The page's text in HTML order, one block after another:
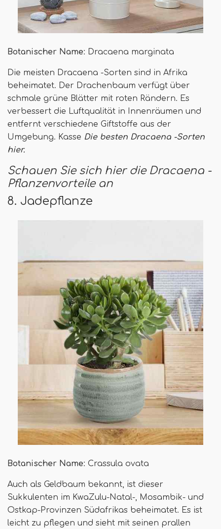
Botanischer Name: Dracaena marginata
Die meisten Dracaena -Sorten sind in Afrika
beheimatet. Der Drachenbaum verfügt über
schmale grüne Blätter mit roten Rändern. Es
verbessert die Luftqualität in Innenräumen und
entfernt verschiedene Giftstoffe aus der
Umgebung. Kasse Die besten Dracaena -Sorten
hier.
Schauen Sie sich hier die Dracaena -
Pflanzenvorteile an
8. Jadepflanze
Botanischer Name: Crassula ovata
Auch als Geldbaum bekannt, ist dieser
Sukkulenten im KwaZulu-Natal-, Mosambik- und
Ostkap-Provinzen Südafrikas beheimatet. Es ist
leicht zu pflegen und sieht mit seinen prallen